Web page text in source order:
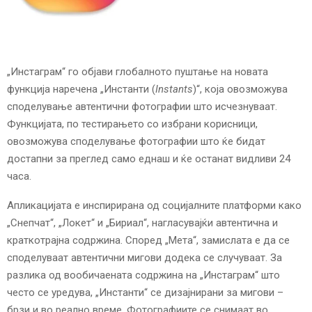
U
„Инстаграм“ го објави глобалното пуштање на новата
функција наречена „Инстанти (Instants)“, која овозможува
споделување автентични фотографии што исчезнуваат.
Функцијата, по тестирањето со избрани корисници,
овозможува споделување фотографии што ќе бидат
достапни за преглед само еднаш и ќе останат видливи 24
часа.
Апликацијата е инспирирана од социјалните платформи како
„Снепчат“, „Локет“ и „Бириал“, нагласувајќи автентична и
краткотрајна содржина. Според „Мета“, замислата е да се
споделуваат автентични мигови додека се случуваат. За
разлика од вообичаената содржина на „Инстаграм“ што
често се уредува, „Инстанти“ се дизајнирани за мигови –